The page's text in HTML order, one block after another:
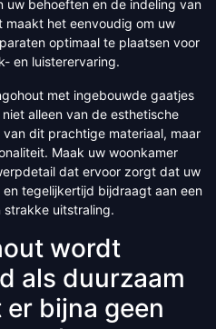
uw behoeften en de indeling van
maakt het eenvoudig om uw
optimaal te plaatsen voor
en luisterervaring.
met ingebouwde gaatjes
alleen van de esthetische
dit prachtige materiaal, maar
Maak uw woonkamer
dat ervoor zorgt dat uw
tegelijkertijd bijdraagt aan een
strakke uitstraling.
wordt
als duurzaam
bijna geen